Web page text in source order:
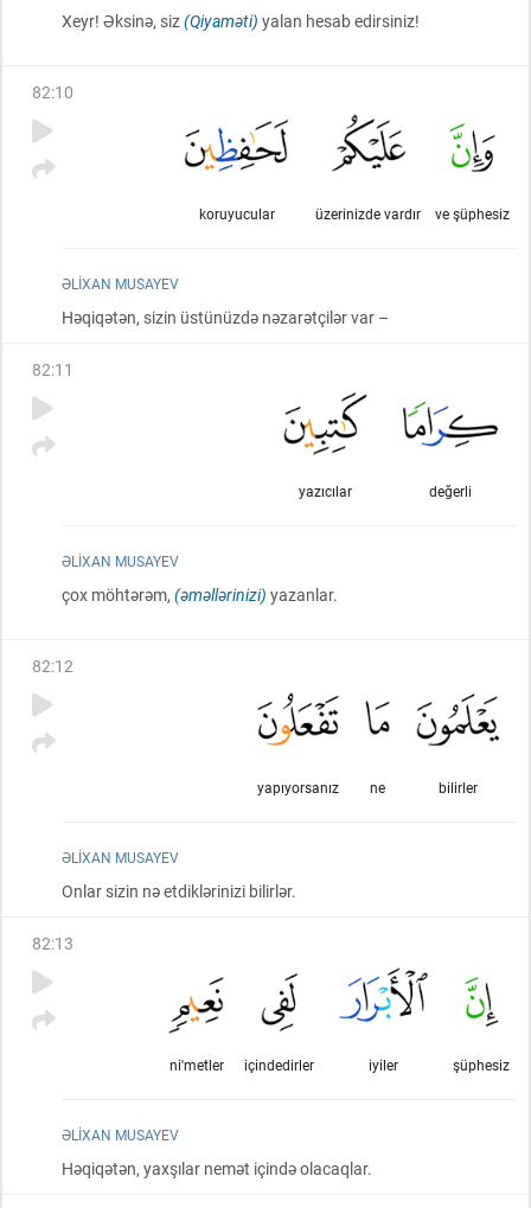
Xeyr! Əksinə, siz(Qiyaməti) yalan hesab edirsiniz!
82:10
ve şüphesiz
üzerinizde vardır
koruyucular
ƏLIXAN MUSAYEV
Həqiqətən, sizin üstünüzdə nəzarətçilər var –
82:11
değerli
yazıcılar
ƏLIXAN MUSAYEV
çox möhtərəm, (əməllərinizi) yazanlar.
82:12
bilirler
ne
yapıyorsanız
ƏLIXAN MUSAYEV
Onlar sizin nə etdiklərinizi bilirlər.
82:13
şüphesiz
iyiler
içindedirler
ni'metler
ƏLIXAN MUSAYEV
Həqiqətən, yaxşılar nemət içində olacaqlar.